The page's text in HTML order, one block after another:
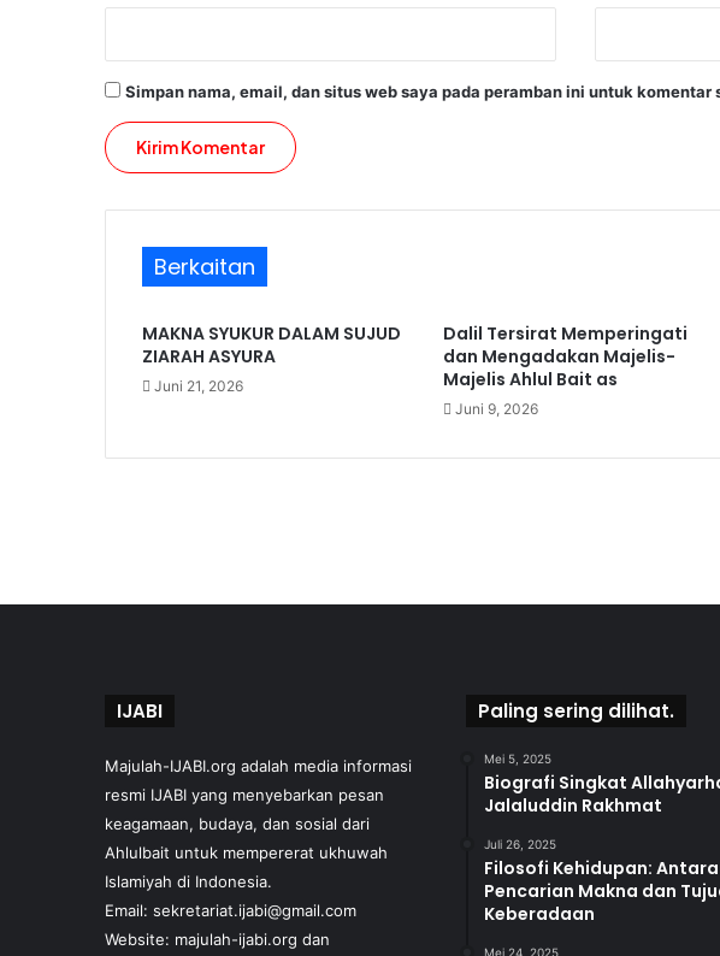
Simpan nama, email, dan situs web saya pada peramban ini untuk komentar
Berkaitan
MAKNA SYUKUR DALAM SUJUD
ZIARAH ASYURA
Juni 21, 2026
Dalil Tersirat Memperingati
dan Mengadakan Majelis-
Majelis Ahlul Bait as
Juni 9, 2026
IJABI
Majulah-IJABI.org adalah media informasi
resmi IJABI yang menyebarkan pesan
keagamaan, budaya, dan sosial dari
Ahlulbait untuk mempererat ukhuwah
Islamiyah di Indonesia.
Email: sekretariat.ijabi@gmail.com
Website: majulah-ijabi.org dan
Paling sering dilihat.
Mei 5, 2025
Biografi Singkat
Jalaluddin Rakhmat
Juli 26, 2025
Filosofi Kehidupan: Antara
Pencarian Makna dan
Keberadaan
Mei 24, 2025